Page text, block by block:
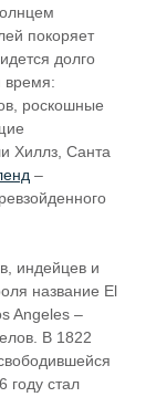
покоряет
долго
время:
роскошные
Хиллз, Санта
–
индейцев и
название El
Angeles –
В 1822
году стал